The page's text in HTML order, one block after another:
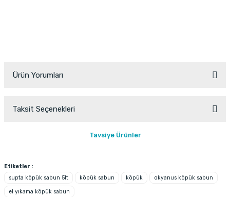
Ürün Yorumları
Taksit Seçenekleri
Tavsiye Ürünler
Etiketler :
supta köpük sabun 5lt
köpük sabun köpük okyanus köpük sabun
el yıkama köpük sabun